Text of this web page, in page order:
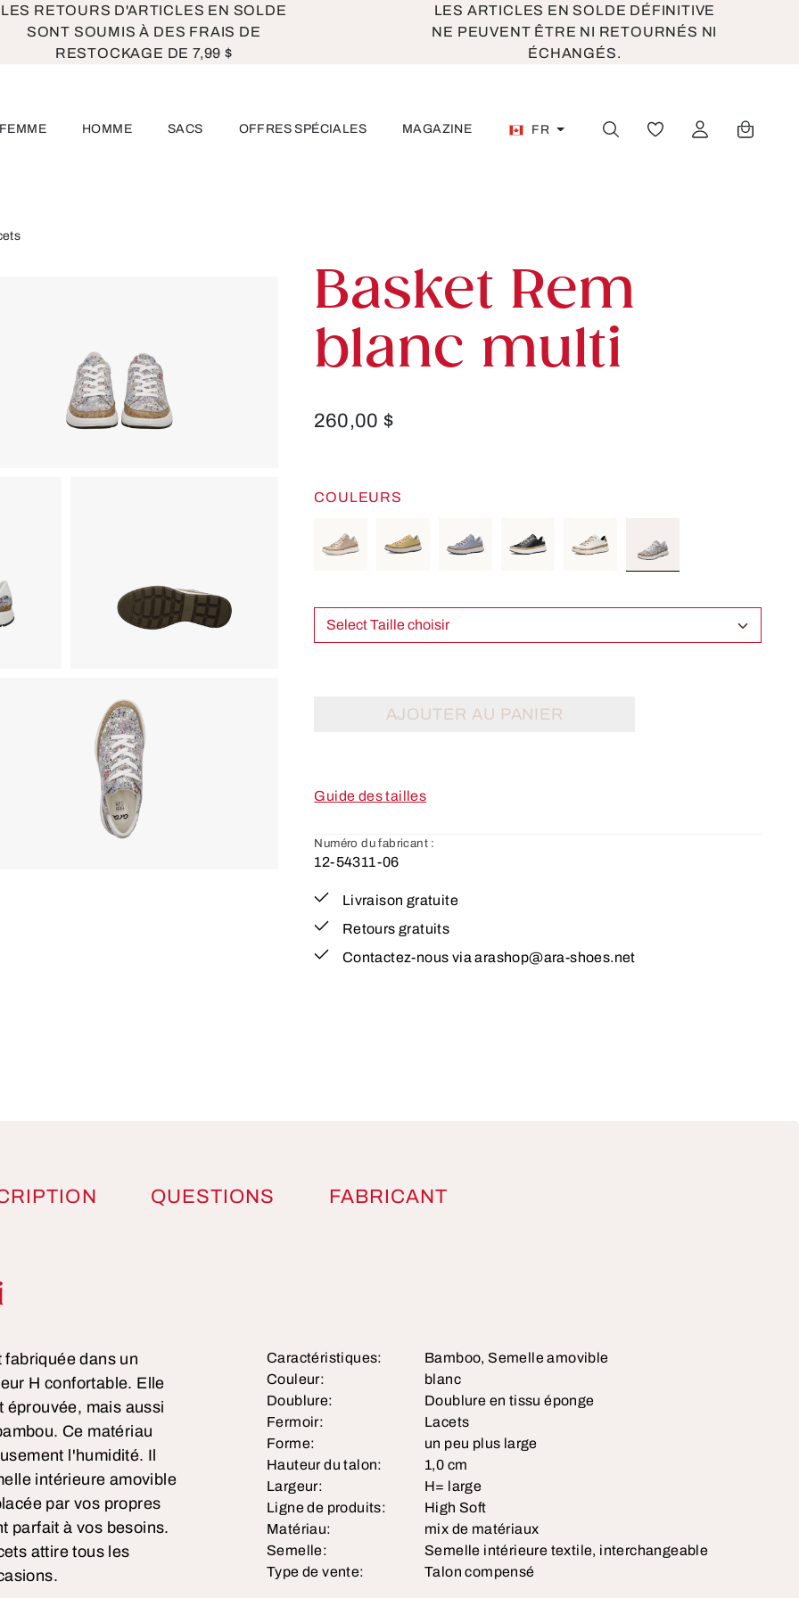
LES RETOURS D'ARTICLES EN SOLDE
SONT SOUMIS À DES FRAIS DE
RESTOCKAGE DE 7,99 $
LES ARTICLES EN SOLDE DÉFINITIVE
NE PEUVENT ÊTRE NI RETOURNÉS NI
ÉCHANGÉS.
HOMME SACS OFFRES SPÉCIALES MAGAZINE FR VOUS AVEZ 0
Basket Rem
blanc multi
260,00 $
COULEURS
Select Taille choisir
AJOUTER AU PANIER
Guide des tailles
Numéro du fabricant :
12-54311-06
Livraison gratuite
Retours gratuits
Contactez-nous via arashop@ara-shoes.net
QUESTIONS FABRICANT
dans un
H confortable. Elle
éprouvée, mais aussi
Ce matériau
l'humidité. Il
intérieure amovible
par vos propres
parfait à vos besoins.
attire tous les
Caractéristiques:
Bamboo, Semelle amovible
Couleur:
blanc
Doublure:
Doublure en tissu éponge
Fermoir:
Lacets
Forme:
un peu plus large
Hauteur du talon:
1,0 cm
Largeur:
H= large
Ligne de produits:
High Soft
Matériau:
mix de matériaux
Semelle:
Semelle intérieure textile, interchangeable
Type de vente:
Talon compensé